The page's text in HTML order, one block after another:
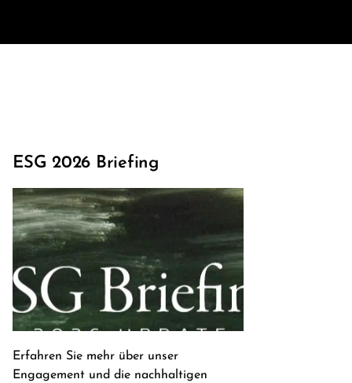
ESG 2026 Briefing
Erfahren Sie mehr über unser
Engagement und die nachhaltigen